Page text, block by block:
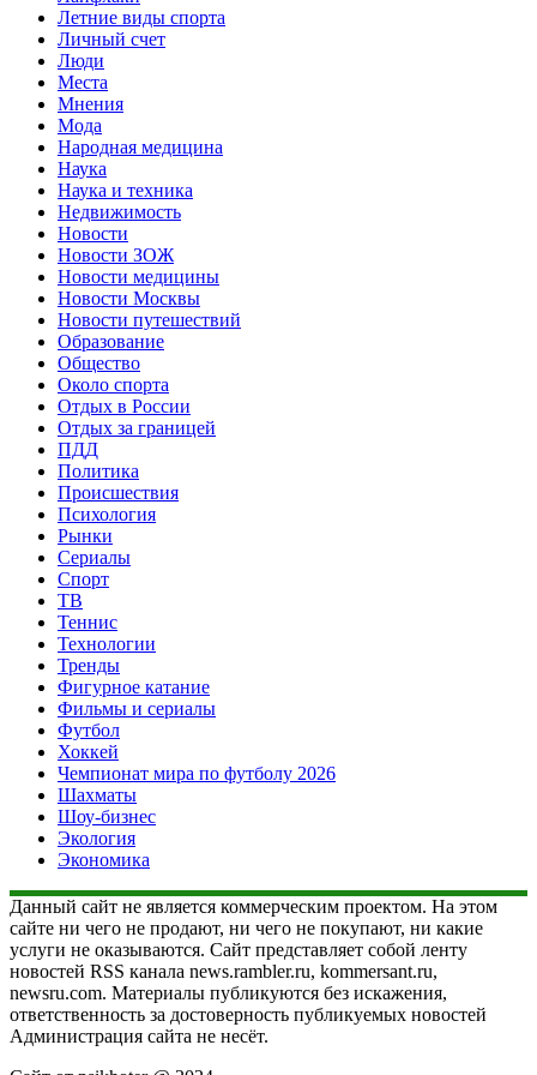
Летние виды спорта
Личный счет
Люди
Места
Мнения
Мода
Народная медицина
Наука
Наука и техника
Недвижимость
Новости
Новости ЗОЖ
Новости медицины
Новости Москвы
Новости путешествий
Образование
Общество
Около спорта
Отдых в России
Отдых за границей
ПДД
Политика
Происшествия
Психология
Рынки
Сериалы
Спорт
ТВ
Теннис
Технологии
Тренды
Фигурное катание
Фильмы и сериалы
Футбол
Хоккей
Чемпионат мира по футболу 2026
Шахматы
Шоу-бизнес
Экология
Экономика
Данный сайт не является коммерческим проектом. На этом
сайте ни чего не продают, ни чего не покупают, ни какие
услуги не оказываются. Сайт представляет собой ленту
новостей RSS канала news.rambler.ru, kommersant.ru,
newsru.com. Материалы публикуются без искажения,
ответственность за достоверность публикуемых новостей
Администрация сайта не несёт.